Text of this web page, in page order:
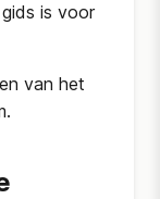
is voor
van het